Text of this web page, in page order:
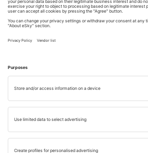
Plaja Ammoussa
Dacă vrei să găsești cele mai frumoase
bar. Este o plajă cu nisip fin, ușor
ce rămâne de făcut este să le descoperi
vacanța în Lefkada și de experiența
insule.